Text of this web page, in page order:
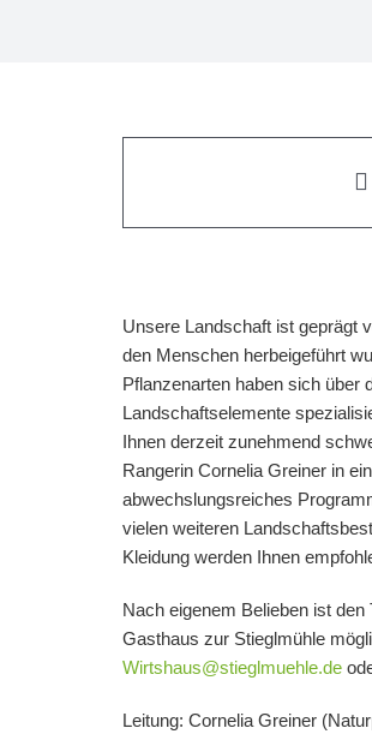
Unsere Landschaft ist geprägt
den Menschen herbeigeführt
Pflanzenarten haben sich über
Landschaftselemente
Ihnen derzeit zunehmend
Rangerin Cornelia Greiner in
abwechslungsreiches
vielen weiteren
Kleidung werden Ihnen
Nach eigenem Belieben ist
Gasthaus zur Stieglmühle
Wirtshaus@stieglmuehle.de
Leitung: Cornelia Greiner